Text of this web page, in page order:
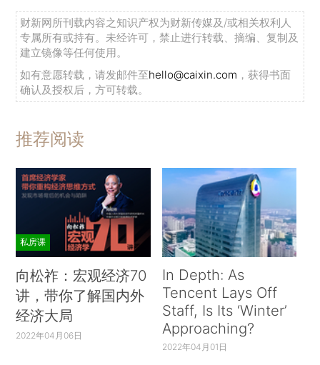
财新网所刊载内容之知识产权为财新传媒及/或相关权利人
专属所有或持有。未经许可，禁止进行转载、摘编、复制及
建立镜像等任何使用。
如有意愿转载，请发邮件至hello@caixin.com ，获得书面
确认及授权后，方可转载。
推荐阅读
私房课
向松祚：宏观经济70
讲，带你了解国内外
经济大局
2022年04月06日
In Depth: As
Tencent Lays Off
Staff, Is Its ‘Winter’
Approaching?
2022年04月01日